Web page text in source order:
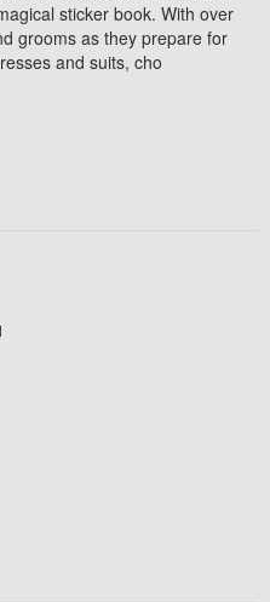
sticker book. With over
grooms as they prepare for
and suits, cho